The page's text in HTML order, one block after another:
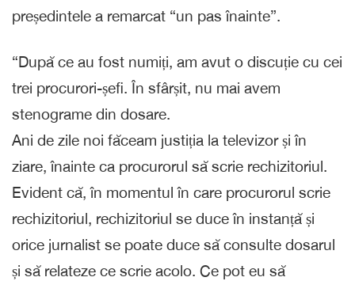
președintele a remarcat “un pas înainte”.
“După ce au fost numiți, am avut o discuție cu cei
trei procurori-șefi. În sfârșit, nu mai avem
stenograme din dosare.
Ani de zile noi făceam justiția la televizor și în
ziare, înainte ca procurorul să scrie rechizitoriul.
Evident că, în momentul în care procurorul scrie
rechizitoriul, rechizitoriul se duce în instanță și
orice jurnalist se poate duce să consulte dosarul
și să relateze ce scrie acolo. Ce pot eu să